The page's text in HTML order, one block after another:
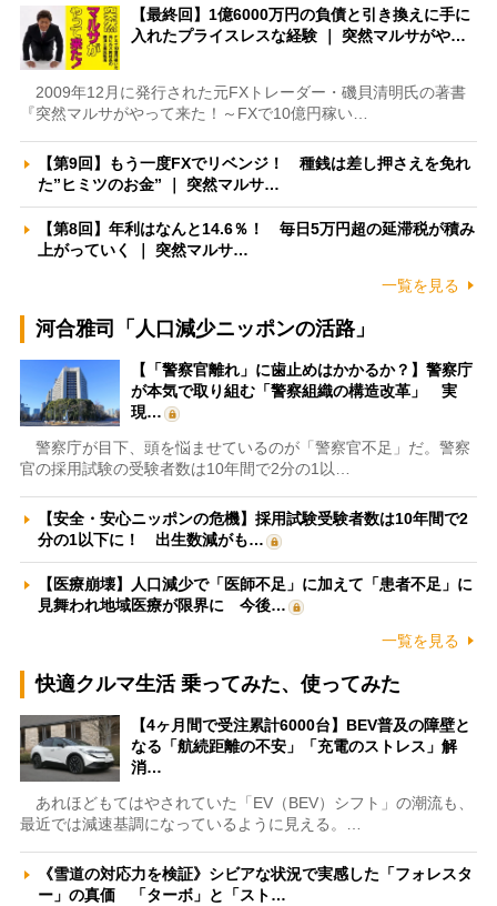
【最終回】1億6000万円の負債と引き換えに手に
入れたプライスレスな経験 ｜ 突然マルサがや…
2009年12月に発行された元FXトレーダー・磯貝清明氏の著書
『突然マルサがやって来た！～FXで10億円稼い…
【第9回】もう一度FXでリベンジ！ 種銭は差し押さえを免れ
た”ヒミツのお金” ｜ 突然マルサ…
【第8回】年利はなんと14.6％！ 毎日5万円超の延滞税が積み
上がっていく ｜ 突然マルサ…
一覧を見る
河合雅司「人口減少ニッポンの活路」
【「警察官離れ」に歯止めはかかるか？】警察庁
が本気で取り組む「警察組織の構造改革」 実
現…
警察庁が目下、頭を悩ませているのが「警察官不足」だ。警察
官の採用試験の受験者数は10年間で2分の1以…
【安全・安心ニッポンの危機】採用試験受験者数は10年間で2
分の1以下に！ 出生数減がも…
【医療崩壊】人口減少で「医師不足」に加えて「患者不足」に
見舞われ地域医療が限界に 今後…
一覧を見る
快適クルマ生活 乗ってみた、使ってみた
【4ヶ月間で受注累計6000台】BEV普及の障壁と
なる「航続距離の不安」「充電のストレス」解
消…
あれほどもてはやされていた「EV（BEV）シフト」の潮流も、
最近では減速基調になっているように見える。…
《雪道の対応力を検証》シビアな状況で実感した「フォレスタ
ー」の真価 「ターボ」と「スト…